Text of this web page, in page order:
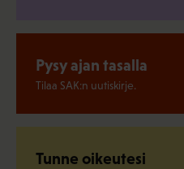
Pysy ajan tasalla
Tilaa SAK:n uutiskirje.
Tunne oikeutesi